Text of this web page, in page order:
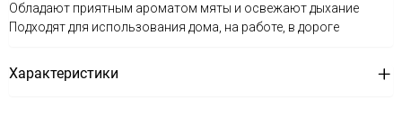
Обладают приятным ароматом мяты и освежают дыхание
Подходят для использования дома, на работе, в дороге
Характеристики